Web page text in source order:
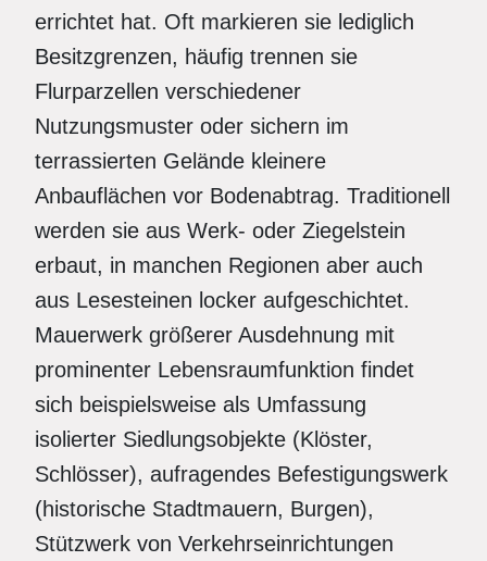
errichtet hat. Oft markieren sie lediglich
Besitzgrenzen, häufig trennen sie
Flurparzellen verschiedener
Nutzungsmuster oder sichern im
terrassierten Gelände kleinere
Anbauflächen vor Bodenabtrag. Traditionell
werden sie aus Werk- oder Ziegelstein
erbaut, in manchen Regionen aber auch
aus Lesesteinen locker aufgeschichtet.
Mauerwerk größerer Ausdehnung mit
prominenter Lebensraumfunktion findet
sich beispielsweise als Umfassung
isolierter Siedlungsobjekte (Klöster,
Schlösser), aufragendes Befestigungswerk
(historische Stadtmauern, Burgen),
Stützwerk von Verkehrseinrichtungen